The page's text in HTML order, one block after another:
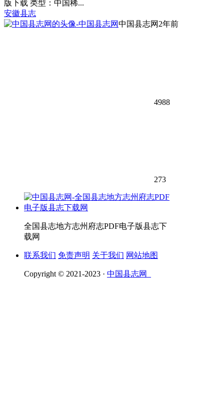
版下载 类型：中国稀...
安徽县志
中国县志网 2年前
4988
273
全国县志地方志州府志PDF电子版县志下
载网
联系我们 免责声明 关于我们 网站地图
Copyright © 2021-2023 · 中国县志网